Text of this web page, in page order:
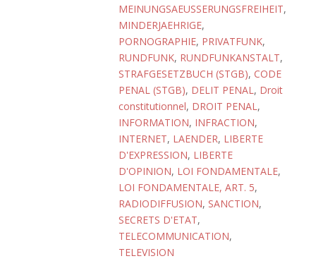
MEINUNGSAEUSSERUNGSFREIHEIT,
MINDERJAEHRIGE,
PORNOGRAPHIE, PRIVATFUNK,
RUNDFUNK, RUNDFUNKANSTALT,
STRAFGESETZBUCH (STGB), CODE
PENAL (STGB), DELIT PENAL, Droit
constitutionnel, DROIT PENAL,
INFORMATION, INFRACTION,
INTERNET, LAENDER, LIBERTE
D'EXPRESSION, LIBERTE
D'OPINION, LOI FONDAMENTALE,
LOI FONDAMENTALE, ART. 5,
RADIODIFFUSION, SANCTION,
SECRETS D'ETAT,
TELECOMMUNICATION,
TELEVISION